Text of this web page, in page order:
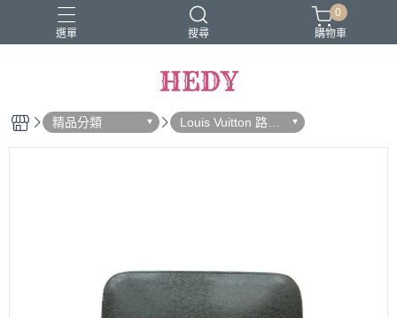
選單 搜尋
0
購物車
HEDY
精品分類
Louis Vuitton 路易
威登